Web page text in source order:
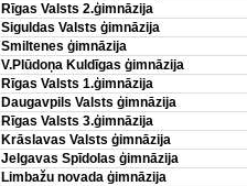
Rīgas Valsts 2.ģimnāzija
Siguldas Valsts ģimnāzija
Smiltenes ģimnāzija
V.Plūdoņa Kuldīgas ģimnāzija
Rīgas Valsts 1.ģimnāzija
Daugavpils Valsts ģimnāzija
Rīgas Valsts 3.ģimnāzija
Krāslavas Valsts ģimnāzija
Jelgavas Spīdolas ģimnāzija
Limbažu novada ģimnāzija